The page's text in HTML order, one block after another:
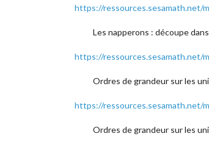
https://ressources.sesamath.net/
Les napperons : découpe
https://ressources.sesamath.net/
Ordres de grandeur sur les
https://ressources.sesamath.net/
Ordres de grandeur sur les